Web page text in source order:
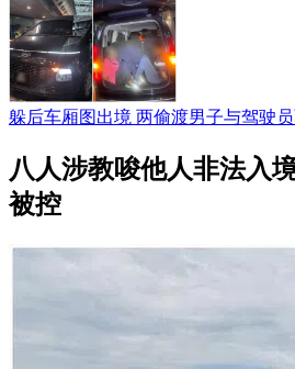
躲后车厢图出境 两偷渡男子与驾驶
八人涉教唆他人非法入
被控